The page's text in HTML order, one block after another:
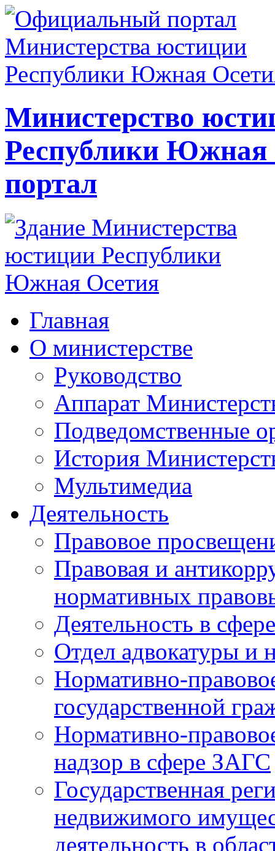
Министерство
Республики
портал
Главная
О министерстве
Руководство
Аппарат
Подведомственные
История
Мультимедиа
Деятельность
Правовое
Правовая и
нормативных
Деятельность в
Отдел адвокатуры и
Нормативно-
государственной
Нормативно-
надзор в сфере ЗАГС
Государственная
недвижимого
деятельность в